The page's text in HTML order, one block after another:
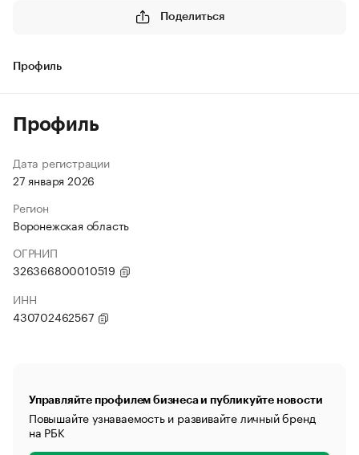
Поделиться
Профиль
Профиль
Дата регистрации
27 января 2026
Регион
Воронежская область
ОГРНИП
326366800010519
ИНН
430702462567
Управляйте профилем бизнеса и публикуйте новости
Повышайте узнаваемость и развивайте личный бренд
на РБК